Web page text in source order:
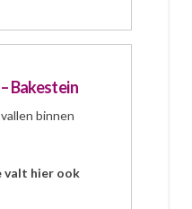
Bakestein
binnen
valt hier ook